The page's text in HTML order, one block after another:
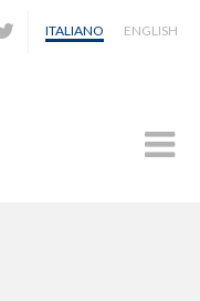
ITALIANO ENGLISH